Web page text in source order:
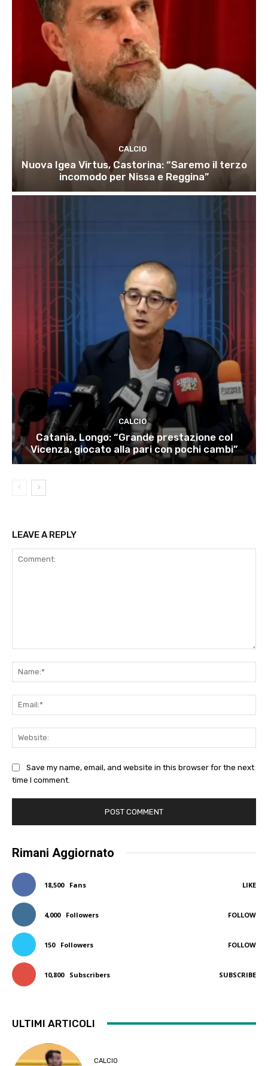
CALCIO
Nuova Igea Virtus, Castorina: “Saremo il terzo
incomodo per Nissa e Reggina”
CALCIO
Catania, Longo: “Grande prestazione col
Vicenza, giocato alla pari con pochi cambi”
LEAVE A REPLY
Save my name, email, and website in this browser for the next
time I comment.
Rimani Aggiornato
18,500 Fans LIKE
4,000 Followers FOLLOW
150 Followers FOLLOW
10,800 Subscribers SUBSCRIBE
ULTIMI ARTICOLI
CALCIO